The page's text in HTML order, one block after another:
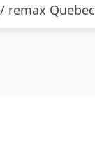
remax Quebec